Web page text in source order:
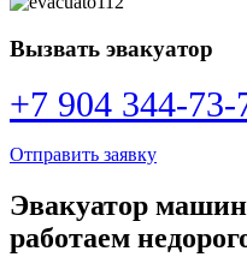
Вызвать эвакуатор
+7 904 344-73-
Отправить заявку
Эвакуатор
работаем